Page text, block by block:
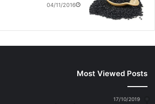
04/11/2016
Most Viewed Posts
17/10/2019